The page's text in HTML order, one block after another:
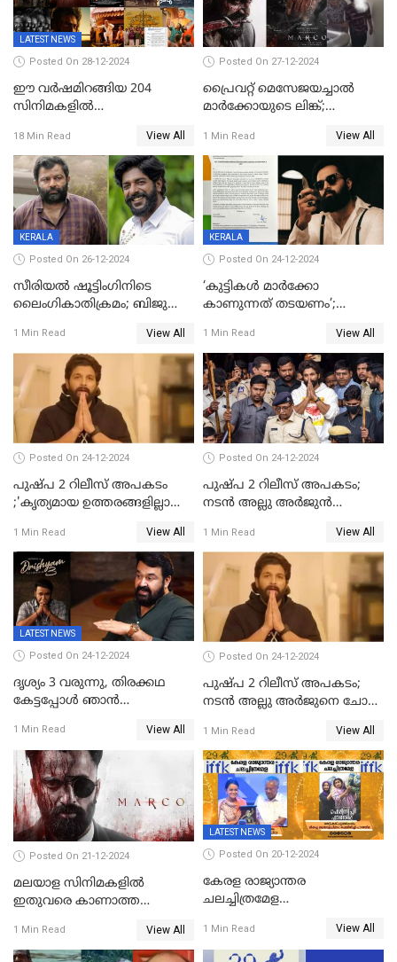
ജോര്‍ജ്
LATEST NEWS
Posted On 28-12-2024
ഈ വർഷമിറങ്ങിയ 204
സിനിമകളിൽ
ചിത്രങ്ങൾ; 2024ൽ സിനിമാ
വ്യവസായത്തിന് നഷ്ടം 700
കോടി; അഭിനേതാക്കൾ
പ്രതിഫലം കുറയ്ക്കണമെന്നും
നിർമാതാക്കളുടെ സംഘടന
18 Min Read View All
Posted On 27-12-2024
പ്രൈവറ്റ് മെസേജയച്ചാല്‍
മാർക്കോയുടെ ലിങ്ക്;
സ്വദേശി അറസ്റ്റില്‍
1 Min Read View All
KERALA
Posted On 26-12-2024
സീരിയല്‍ ഷൂട്ടിംഗിനിടെ
ലൈംഗികാതിക്രമം; ബിജു
ശ്രീകുമാറിനുമെതിരെ കേസ്
1 Min Read View All
KERALA
Posted On 24-12-2024
‘കുട്ടികൾ മാർക്കോ
കാണുന്നത് തടയണം’;
മാതാപിതാക്കൾക്കൊപ്പം
കുട്ടികളുമെത്തുന്നു;
മുഖ്യമന്ത്രിക്ക് പരാതി നൽകി
കെപിസിസി അംഗം
1 Min Read View All
Posted On 24-12-2024
പുഷ്‌പ 2 റിലീസ് അപകടം
;'കൃത്യമായ ഉത്തരങ്ങളില്ലാതെ
1 Min Read View All
Posted On 24-12-2024
പുഷ്പ 2 റിലീസ് അപകടം;
നടന്‍ അല്ലു അര്‍ജുൻ
മുന്നിൽ ഹാജരായി
1 Min Read View All
LATEST NEWS
Posted On 24-12-2024
ദൃശ്യം 3 വരുന്നു, തിരക്കഥ
കേട്ടപ്പോള്‍ ഞാന്‍
സ്ഥിരീകരിച്ച് മോഹൻലാൽ
1 Min Read View All
Posted On 24-12-2024
പുഷ്പ 2 റിലീസ് അപകടം;
നടന്‍ അല്ലു അര്‍ജുനെ ചോദ്യം
1 Min Read View All
Posted On 21-12-2024
മലയാള സിനിമകളിൽ
ഇതുവരെ കാണാത്ത
മുകുന്ദൻ ചിത്രം മാർക്കോ
1 Min Read View All
LATEST NEWS
Posted On 20-12-2024
കേരള രാജ്യാന്തര
ചലച്ചിത്രമേള
സിനിമ അവാര്‍ഡ്
സംവിധായിക പായല്‍
1 Min Read View All